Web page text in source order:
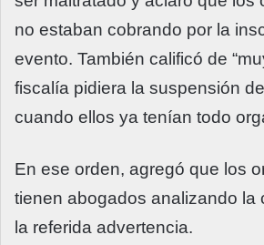
no estaban cobrando por la
evento. También calificó de
fiscalía pidiera la suspensión
cuando ellos ya tenían todo
En ese orden, agregó que los
tienen abogados analizando la
la referida advertencia.